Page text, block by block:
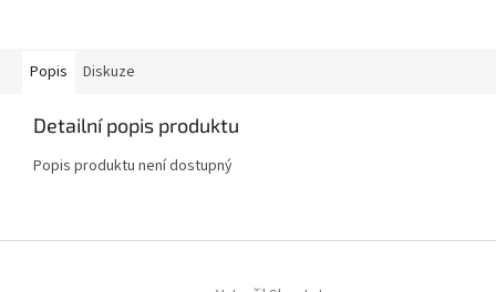
Popis Diskuze
Detailní popis produktu
Popis produktu není dostupný